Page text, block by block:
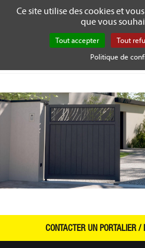
CONTACTER UN PORTALIER
Gestion de vos préférences sur les
Ce site utilise des cookies et
que vous
Tout accepter Tout
Politique de